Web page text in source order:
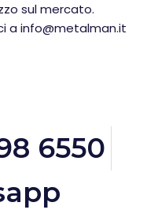
sul mercato.
a info@metalman.it
6550